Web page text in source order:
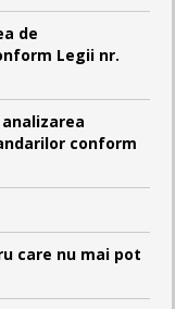
de
Legii nr.
conform
care nu mai pot